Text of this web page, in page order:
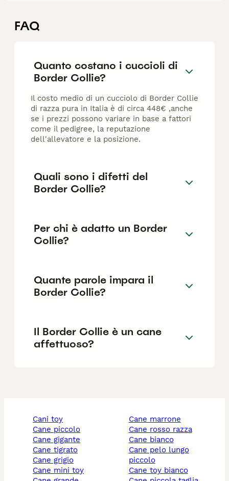
FAQ
Quanto costano i cuccioli di
Border Collie?
Il costo medio di un cucciolo di Border Collie
di razza pura in Italia è di circa 448€ ,anche
se i prezzi possono variare in base a fattori
come il pedigree, la reputazione
dell'allevatore e la posizione.
Quali sono i difetti del
Border Collie?
Per chi è adatto un Border
Collie?
Quante parole impara il
Border Collie?
Il Border Collie è un cane
affettuoso?
cani toy
cane piccolo
cane gigante
cane tigrato
cane grigio
cane mini toy
cane marrone
cane rosso razza
cane bianco
cane pelo lungo
piccolo
cane toy bianco